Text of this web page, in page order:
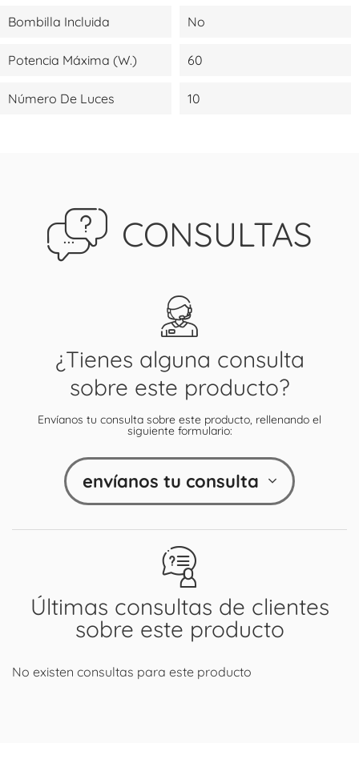
Bombilla Incluida No
Potencia Máxima (W.) 60
Número De Luces 10
CONSULTAS
Últimas consultas de clientes
sobre este producto
No existen consultas para este producto
¿Tienes alguna consulta
sobre este producto?
Envíanos tu consulta sobre este producto, rellenando el
siguiente formulario:
envíanos tu consulta